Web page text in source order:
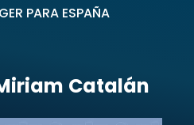
Catalán
PARA ESPAÑA
Catalán